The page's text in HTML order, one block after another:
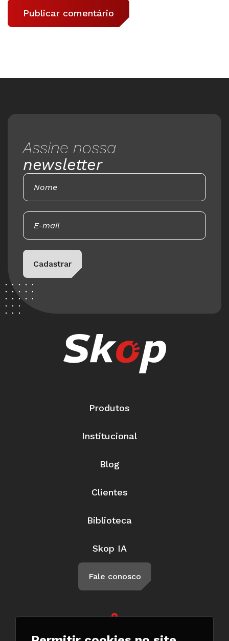
Assine nossa
newsletter
Please leave this field empty.
Cadastrar
Produtos
Institucional
Blog
Clientes
Biblioteca
Skop IA
Fale conosco